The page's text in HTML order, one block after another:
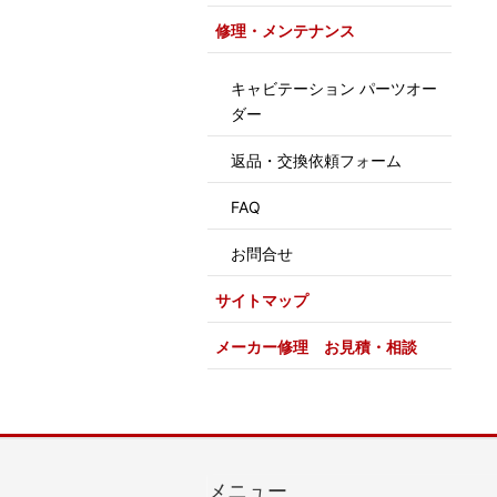
修理・メンテナンス
キャビテーション パーツオー
ダー
返品・交換依頼フォーム
FAQ
お問合せ
サイトマップ
メーカー修理 お見積・相談
メニュー